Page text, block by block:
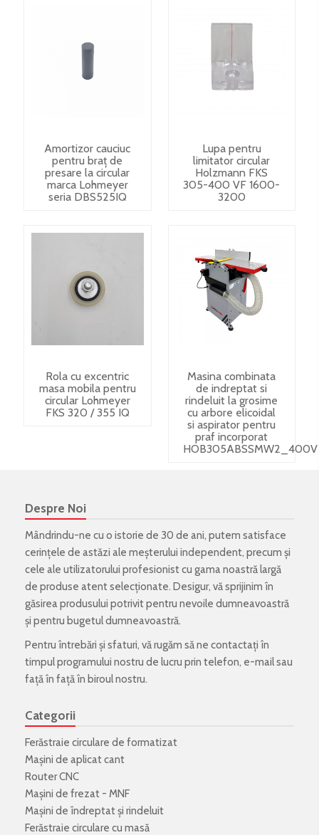
Amortizor cauciuc
pentru braț de
presare la circular
marca Lohmeyer
seria DBS525IQ
Lupa pentru
limitator circular
Holzmann FKS
305-400 VF 1600-
3200
Rola cu excentric
masa mobila pentru
circular Lohmeyer
FKS 320 / 355 IQ
Masina combinata
de indreptat si
rindeluit la grosime
cu arbore elicoidal
si aspirator pentru
praf incorporat
HOB305ABSSMW2_400V
Despre Noi
Mândrindu-ne cu o istorie de 30 de ani, putem satisface
cerințele de astăzi ale meșterului independent, precum și
cele ale utilizatorului profesionist cu gama noastră largă
de produse atent selecționate. Desigur, vă sprijinim în
găsirea produsului potrivit pentru nevoile dumneavoastră
și pentru bugetul dumneavoastră.
Pentru întrebări și sfaturi, vă rugăm să ne contactați în
timpul programului nostru de lucru prin telefon, e-mail sau
față în față în biroul nostru.
Categorii
Ferăstraie circulare de formatizat
Mașini de aplicat cant
Router CNC
Mașini de frezat - MNF
Mașini de îndreptat și rindeluit
Ferăstraie circulare cu masă